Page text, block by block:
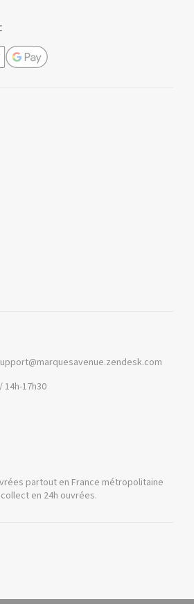
14h-17h30
partout en France métropolitaine
en 24h ouvrées.